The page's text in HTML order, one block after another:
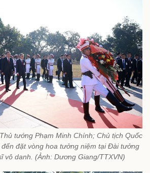
tướng Phạm Minh Chính; Chủ tịch Quốc
đặt vòng hoa tưởng niệm tại Đài tưởng
vô danh. (Ảnh: Dương Giang/TTXVN)